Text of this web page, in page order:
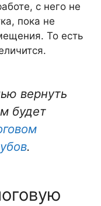
с него не
пока не
То есть
вернуть
будет
.